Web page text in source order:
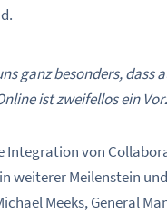
ganz besonders,
ist zweifellos ein
Integration von
weiterer Meilenstein
Meeks, General